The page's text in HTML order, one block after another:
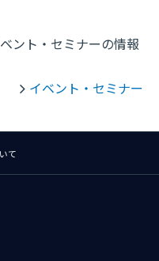
ント・セミナーの情報
イベント・セミナー
て